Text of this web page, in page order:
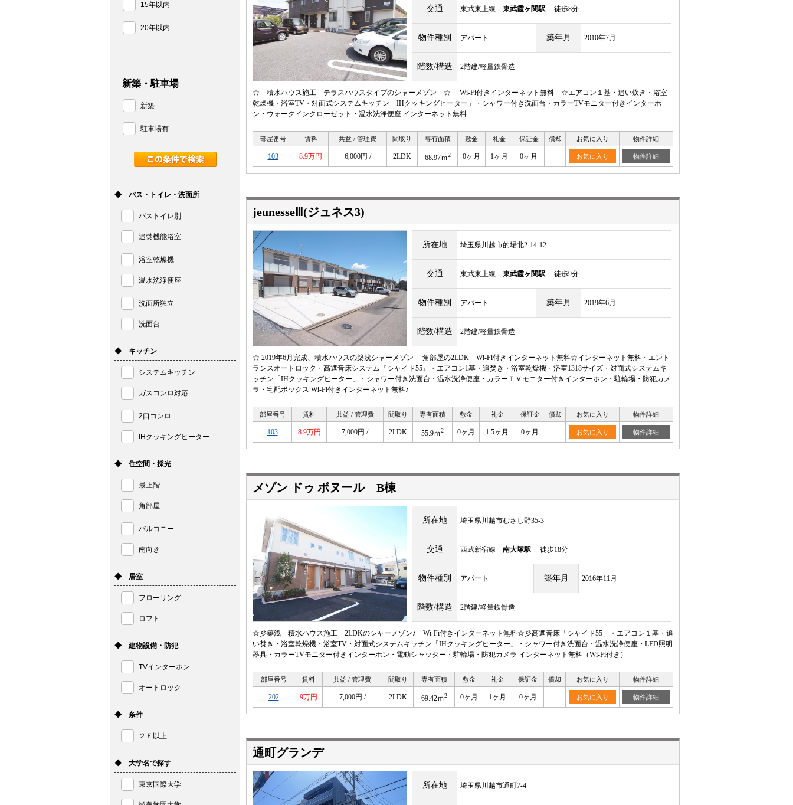
交通 東武東上線 東武霞ヶ関駅 徒歩8分
物件種別 アパート 築年月 2010年7月
階数/構造 2階建/軽量鉄骨造
☆ 積水ハウス施工 テラスハウスタイプのシャーメゾン ☆ Wi-Fi付きインターネット無料 ☆エアコン１基・追い炊き・浴室
乾燥機・浴室TV・対面式システムキッチン「IHクッキングヒーター」・シャワー付き洗面台・カラーTVモニター付きインターホ
ン・ウォークインクローゼット・温水洗浄便座 インターネット無料
部屋番号 賃料 共益 / 管理費 間取り 専有面積 敷金 礼金 保証金 償却 お気に入り 物件詳細
103 8.9万円 6,000円 / 2LDK 68.97ｍ2 0ヶ月 1ヶ月 0ヶ月 お気に入り 物件詳細
jeunesseⅢ(ジュネス3)
所在地 埼玉県川越市的場北2-14-12
交通 東武東上線 東武霞ヶ関駅 徒歩9分
物件種別 アパート 築年月 2019年6月
階数/構造 2階建/軽量鉄骨造
☆ 2019年6月完成、積水ハウスの築浅シャーメゾン 角部屋の2LDK Wi-Fi付きインターネット無料☆インターネット無料・エント
ランスオートロック・高遮音床システム『シャイド55』・エアコン1基・追焚き・浴室乾燥機・浴室1318サイズ・対面式システムキ
ッチン「IHクッキングヒーター」・シャワー付き洗面台・温水洗浄便座・カラーＴＶモニター付きインターホン・駐輪場・防犯カメ
ラ・宅配ボックス Wi-Fi付きインターネット無料♪
部屋番号 賃料 共益 / 管理費 間取り 専有面積 敷金 礼金 保証金 償却 お気に入り 物件詳細
103 8.9万円 7,000円 / 2LDK 55.9ｍ2 0ヶ月 1.5ヶ月 0ヶ月 お気に入り 物件詳細
メゾン ドゥ ボヌール B棟
所在地 埼玉県川越市むさし野35-3
交通 西武新宿線 南大塚駅 徒歩18分
物件種別 アパート 築年月 2016年11月
階数/構造 2階建/軽量鉄骨造
☆彡築浅 積水ハウス施工 2LDKのシャーメゾン♪ Wi-Fi付きインターネット無料☆彡高遮音床「シャイド55」・エアコン１基・追
い焚き・浴室乾燥機・浴室TV・対面式システムキッチン「IHクッキングヒーター」・シャワー付き洗面台・温水洗浄便座・LED照明
器具・カラーTVモニター付きインターホン・電動シャッター・駐輪場・防犯カメラ インターネット無料（Wi-Fi付き）
部屋番号 賃料 共益 / 管理費 間取り 専有面積 敷金 礼金 保証金 償却 お気に入り 物件詳細
202 9万円 7,000円 / 2LDK 69.42ｍ2 0ヶ月 1ヶ月 0ヶ月 お気に入り 物件詳細
通町グランデ
所在地 埼玉県川越市通町7-4
15年以内
20年以内
新築・駐車場
新築
駐車場有
◆ バス・トイレ・洗面所
バストイレ別
追焚機能浴室
浴室乾燥機
温水洗浄便座
洗面所独立
洗面台
◆ キッチン
システムキッチン
ガスコンロ対応
2口コンロ
IHクッキングヒーター
◆ 住空間・採光
最上階
角部屋
バルコニー
南向き
◆ 居室
フローリング
ロフト
◆ 建物設備・防犯
TVインターホン
オートロック
◆ 条件
２Ｆ以上
◆ 大学名で探す
東京国際大学